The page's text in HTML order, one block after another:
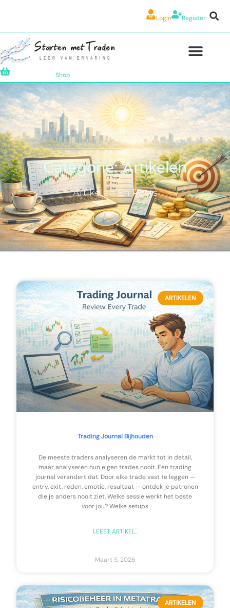
Login Register
Shop
Categorie: Artikelen
Artikelen En Posts
ARTIKELEN
Trading Journal Bijhouden
De meeste traders analyseren de markt tot in detail,
maar analyseren hun eigen trades nooit. Een trading
journal verandert dat. Door elke trade vast te leggen —
entry, exit, reden, emotie, resultaat — ontdek je patronen
die je anders nooit ziet. Welke sessie werkt het beste
voor jou? Welke setups
LEEST ARTIKEL..
Maart 5, 2026
ARTIKELEN